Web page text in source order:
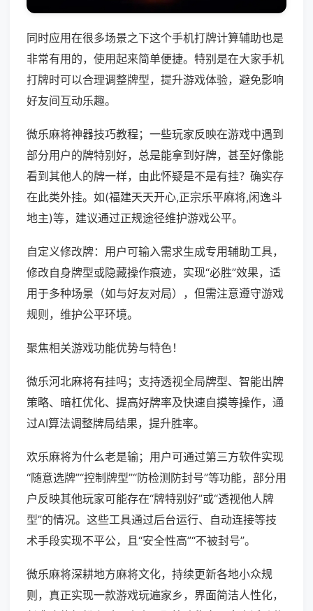
同时应用在很多场景之下这个手机打牌计算辅助也是
非常有用的，使用起来简单便捷。特别是在大家手机
打牌时可以合理调整牌型，提升游戏体验，避免影响
好友间互动乐趣。
微乐麻将神器技巧教程；一些玩家反映在游戏中遇到
部分用户的牌特别好，总是能拿到好牌，甚至好像能
看到其他人的牌一样，由此怀疑是不是有挂？确实存
在此类外挂。如(福建天天开心,正宗乐平麻将,闲逸斗
地主)等，建议通过正规途径维护游戏公平。
自定义修改牌：用户可输入需求生成专用辅助工具，
修改自身牌型或隐藏操作痕迹，实现“必胜”效果，适
用于多种场景（如与好友对局），但需注意遵守游戏
规则，维护公平环境。
聚焦相关游戏功能优势与特色！
微乐河北麻将有挂吗；支持透视全局牌型、智能出牌
策略、暗杠优化、提高好牌率及快速自摸等操作，通
过AI算法调整牌局结果，提升胜率。
欢乐麻将为什么老是输；用户可通过第三方软件实现
“随意选牌”“控制牌型”“防检测防封号”等功能，部分用
户反映其他玩家可能存在“牌特别好”或“透视他人牌
型”的情况。这些工具通过后台运行、自动连接等技
术手段实现不平公，且“安全性高”“不被封号”。
微乐麻将深耕地方麻将文化，持续更新各地小众规
则，真正实现一款游戏玩遍家乡，界面简洁人性化，